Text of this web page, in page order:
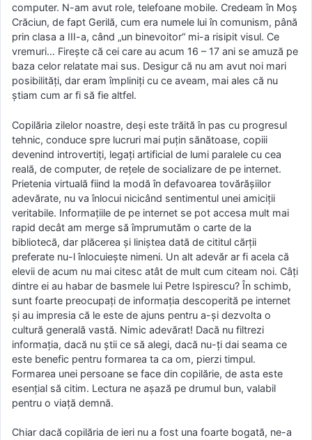
computer. N-am avut role, telefoane mobile. Credeam în Moş
Crăciun, de fapt Gerilă, cum era numele lui în comunism, până
prin clasa a III-a, când „un binevoitor“ mi-a risipit visul. Ce
vremuri… Firește că cei care au acum 16 – 17 ani se amuză pe
baza celor relatate mai sus. Desigur că nu am avut noi mari
posibilităţi, dar eram împliniți cu ce aveam, mai ales că nu
ştiam cum ar fi să fie altfel.
Copilăria zilelor noastre, deşi este trăită în pas cu progresul
tehnic, conduce spre lucruri mai puţin sănătoase, copiii
devenind introvertiţi, legaţi artificial de lumi paralele cu cea
reală, de computer, de reţele de socializare de pe internet.
Prietenia virtuală fiind la modă în defavoarea tovărășiilor
adevărate, nu va înlocui nicicând sentimentul unei amiciții
veritabile. Informaţiile de pe internet se pot accesa mult mai
rapid decât am merge să împrumutăm o carte de la
bibliotecă, dar plăcerea și liniștea dată de cititul cărţii
preferate nu-l înlocuiește nimeni. Un alt adevăr ar fi acela că
elevii de acum nu mai citesc atât de mult cum citeam noi. Câţi
dintre ei au habar de basmele lui Petre Ispirescu? În schimb,
sunt foarte preocupaţi de informaţia descoperită pe internet
şi au impresia că le este de ajuns pentru a-şi dezvolta o
cultură generală vastă. Nimic adevărat! Dacă nu filtrezi
informaţia, dacă nu ştii ce să alegi, dacă nu-ți dai seama ce
este benefic pentru formarea ta ca om, pierzi timpul.
Formarea unei persoane se face din copilărie, de asta este
esențial să citim. Lectura ne așază pe drumul bun, valabil
pentru o viaţă demnă.
Chiar dacă copilăria de ieri nu a fost una foarte bogată, ne-a